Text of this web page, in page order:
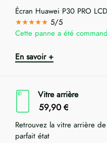
Écran Huawei P30 PRO
★★★★★ 5/5
Cette panne a été
En savoir +
Vitre arrière
59,90 €
Retrouvez la vitre arrière
parfait état